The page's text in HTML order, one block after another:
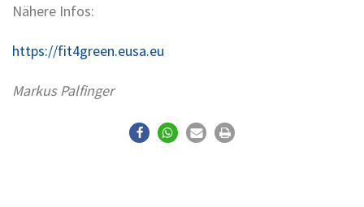
Nähere Infos:
https://fit4green.eusa.eu
Markus Palfinger